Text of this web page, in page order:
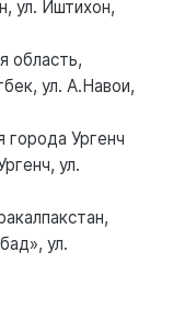
ул. Иштихон,
область,
ул. А.Навои,
Ургенч
ул.
ул.